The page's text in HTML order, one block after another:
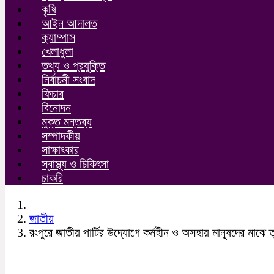
কৃষি
আইন আদালত
ক্যাম্পাস
খেলাধুলা
তথ্য ও প্রযুক্তি
নির্বাচনী সংবাদ
ফিচার
বিনোদন
মুক্ত মন্তব্য
সম্পাদকীয়
সাক্ষাৎকার
স্বাস্থ্য ও চিকিৎসা
চাকরি
জাতীয়
রংপুরে জাতীয় পার্টির উদ্যােগে কর্মহীন ও অসহায় মানুষদের মাঝে